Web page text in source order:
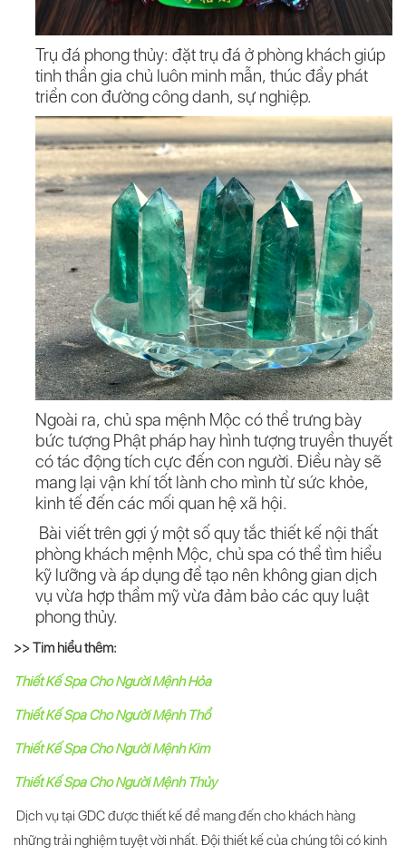
Trụ đá phong thủy: đặt trụ đá ở phòng khách giúp
tinh thần gia chủ luôn minh mẫn, thúc đẩy phát
triển con đường công danh, sự nghiệp.
Ngoài ra, chủ spa mệnh Mộc có thể trưng bày
bức tượng Phật pháp hay hình tượng truyền thuyết
có tác động tích cực đến con người. Điều này sẽ
mang lại vận khí tốt lành cho mình từ sức khỏe,
kinh tế đến các mối quan hệ xã hội.
Bài viết trên gợi ý một số quy tắc thiết kế nội thất
phòng khách mệnh Mộc, chủ spa có thể tìm hiểu
kỹ lưỡng và áp dụng để tạo nên không gian dịch
vụ vừa hợp thẩm mỹ vừa đảm bảo các quy luật
phong thủy.
>> Tim hiểu thêm:
Thiết Kế Spa Cho Người Mệnh Hỏa
Thiết Kế Spa Cho Người Mệnh Thổ
Thiết Kế Spa Cho Người Mệnh Kim
Thiết Kế Spa Cho Người Mệnh Thủy
Dịch vụ tại GDC được thiết kế để mang đến cho khách hàng
những trải nghiệm tuyệt vời nhất. Đội thiết kế của chúng tôi có kinh